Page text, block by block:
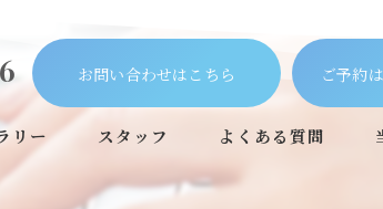
お問い合わせはこちら ご予約
リー スタッフ よくある質問